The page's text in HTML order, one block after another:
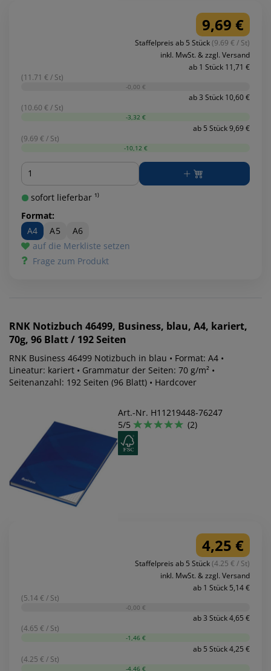
9,69 €
Staffelpreis ab 5 Stück(9.69 € / St)
inkl. MwSt. & zzgl. Versand
ab 1 Stück 11,71 €
(11.71 € / St)
-0,00 €
ab 3 Stück 10,60 €
(10.60 € / St)
-3,32 €
ab 5 Stück 9,69 €
(9.69 € / St)
-10,12 €
Menge
sofort lieferbar ¹⁾
Format:
A4
A5
A6
auf die Merkliste setzen
Frage zum Produkt
RNK Notizbuch 46499, Business, blau, A4, kariert,
70g, 96 Blatt / 192 Seiten
RNK Business 46499 Notizbuch in blau • Format: A4 •
Lineatur: kariert • Grammatur der Seiten: 70 g/m² •
Seitenanzahl: 192 Seiten (96 Blatt) • Hardcover
Art.-Nr. H11219448-76247
5/5
(2)
4,25 €
Staffelpreis ab 5 Stück(4.25 € / St)
inkl. MwSt. & zzgl. Versand
ab 1 Stück 5,14 €
(5.14 € / St)
-0,00 €
ab 3 Stück 4,65 €
(4.65 € / St)
-1,46 €
ab 5 Stück 4,25 €
(4.25 € / St)
-4,46 €